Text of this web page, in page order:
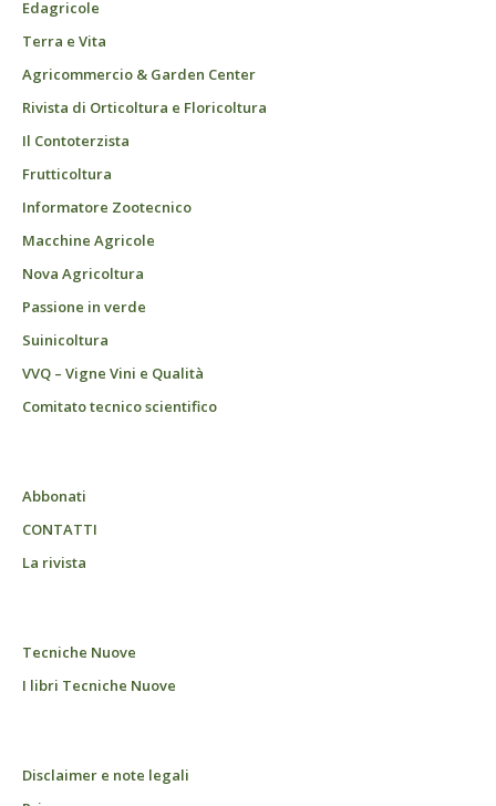
Edagricole
Terra e Vita
Agricommercio & Garden Center
Rivista di Orticoltura e Floricoltura
Il Contoterzista
Frutticoltura
Informatore Zootecnico
Macchine Agricole
Nova Agricoltura
Passione in verde
Suinicoltura
VVQ – Vigne Vini e Qualità
Comitato tecnico scientifico
Abbonati
CONTATTI
La rivista
Tecniche Nuove
I libri Tecniche Nuove
Disclaimer e note legali